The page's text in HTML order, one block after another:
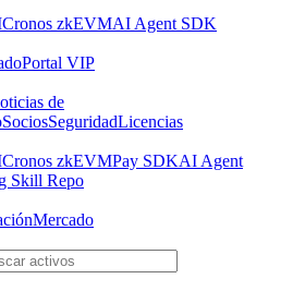
Cronos zkEVMAI Agent SDK
Portal VIP
de
SociosSeguridadLicencias
Cronos zkEVMPay SDKAI Agent
Skill Repo
Mercado